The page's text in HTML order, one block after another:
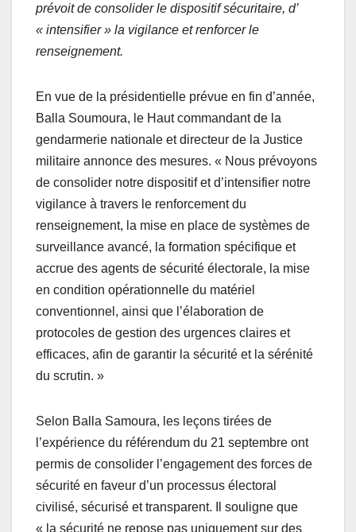
prévoit de consolider le dispositif sécuritaire, d’
« intensifier » la vigilance et renforcer le
renseignement.
En vue de la présidentielle prévue en fin d’année,
Balla Soumoura, le Haut commandant de la
gendarmerie nationale et directeur de la Justice
militaire annonce des mesures. « Nous prévoyons
de consolider notre dispositif et d’intensifier notre
vigilance à travers le renforcement du
renseignement, la mise en place de systèmes de
surveillance avancé, la formation spécifique et
accrue des agents de sécurité électorale, la mise
en condition opérationnelle du matériel
conventionnel, ainsi que l’élaboration de
protocoles de gestion des urgences claires et
efficaces, afin de garantir la sécurité et la sérénité
du scrutin. »
Selon Balla Samoura, les leçons tirées de
l’expérience du référendum du 21 septembre ont
permis de consolider l’engagement des forces de
sécurité en faveur d’un processus électoral
civilisé, sécurisé et transparent. Il souligne que
« la sécurité ne repose pas uniquement sur des